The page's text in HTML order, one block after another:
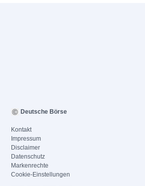
Deutsche Börse
Kontakt
Impressum
Disclaimer
Datenschutz
Markenrechte
Cookie-Einstellungen